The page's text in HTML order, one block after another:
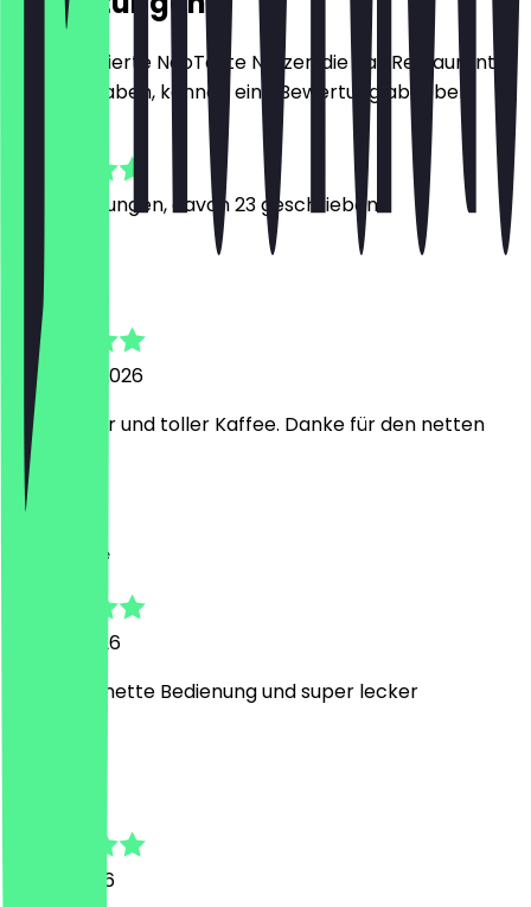
Nur registrierte NeoTaste Nutzer, die das Restaurant
besucht haben, können eine Bewertung abgeben.
Bewertungen, davon 23 geschrieben
Samuel
5. August 2026
Sehr lecker und toller Kaffee. Danke für den netten
Plausch!
Lea-Sophie
24. Juli 2026
Sehr sehr nette Bedienung und super lecker
18. Juli 2026